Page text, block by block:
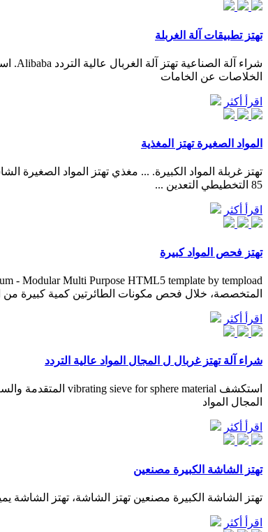
تهتز تطبيقات آلة الغربلة
الخلاصات عن الخامات
اقرأ أكثر
المواد الصغيرة تهتز المغذية
85 التخطيطي التعدين ...
اقرأ أكثر
تهتز فحص المواد كبيرة
المتخصصة، خلال فحص مكونات الطائرتين كمية كبيرة من
اقرأ أكثر
شراء آلة تهتز غربال ل المجال المواد عالية التردد
المجال المواد
اقرأ أكثر
تهتز الشاشة الكبيرة مصنعين
تهتز الشاشة الكبيرة مصنعين تهتز الشاشة، تهتز
اقرأ أكثر